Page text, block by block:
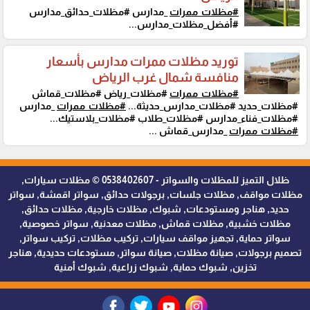
#مظلات_ممرات _مدارس #مظلات_حدائق_مدارس
#أفضل_مظلات_مدارس...
توريد مظلات ممرات مدارس بأسعار
منافسة شمال غرب الرياض
#مظلات_ممرات #مظلات_رياض #مظلات_قماش
#مظلات_حديد #مظلات_مدارس_حديثة... #مظلات_ممرات _مدارس
#مظلات_فناء_مدارس #مظلات_طلاب #مظلات_بلاستيك...
#مظلات_ممرات _مدارس_قماش ...
ظلال التميز للمظلات والسواتر - 0538402607 © مظلات سيارات,
مظلات مواقف, مظلات جلسات, برجولات حدائق, سواتر اقمشة, سواتر
حديد, هناجر ومستودعات, شبوك, مظلات خارجية, مظلات حدائق,
مظلات خشبية, مظلات قماش, مظلات معدنية, سواتر خصوصية,
سواتر حماية, تجهيز مواقف سيارات, تركيب مظلات, تركيب سواتر,
تصميم برجولات, صيانة مظلات, صيانة سواتر, مستودعات حديدية, هناجر
تخزين, شبوك حماية, شبوك زراعية, شبوك أمنية